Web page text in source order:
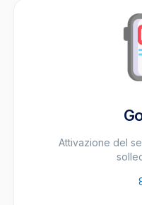
Attivazione del